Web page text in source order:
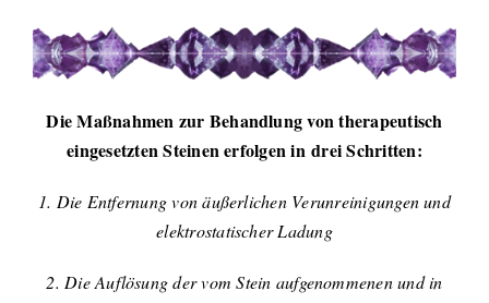
Die Maßnahmen zur Behandlung von therapeutisch
eingesetzten Steinen erfolgen in drei Schritten:
1. Die Entfernung von äußerlichen Verunreinigungen und
elektrostatischer Ladung
2. Die Auflösung der vom Stein aufgenommenen und in